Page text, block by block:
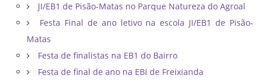
JI/EB1 de Pisão-Matas no Parque Natureza do Agroal
Festa Final de ano letivo na escola JI/EB1 de Pisão-
Matas
Festa de finalistas na EB1 do Bairro
Festa de final de ano na EBI de Freixianda